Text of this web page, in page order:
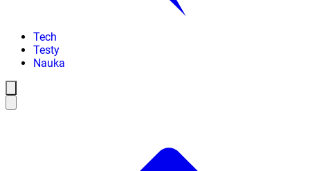
Tech
Testy
Nauka